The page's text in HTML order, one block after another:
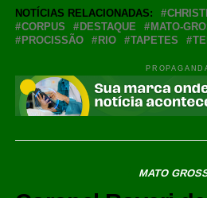
Share
NOTÍCIAS RELACIONADAS: CHRISTI
CORPUS
DESTAQUE MATO-
PROCISSÃO
RIO TAPETES
MATO